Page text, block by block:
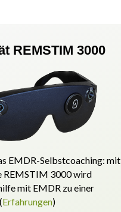
REMSTIM 3000
EMDR-Selbstcoaching: mit
REMSTIM 3000 wird
mit EMDR zu einer
Erfahrungen)